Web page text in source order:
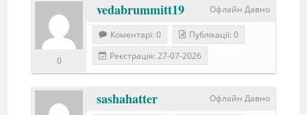
Офлайн Давно
vedabrummitt19
0
Коментарі: 0
Публікації: 0
Реєстрація: 27-07-2026
Офлайн Давно
sashahatter